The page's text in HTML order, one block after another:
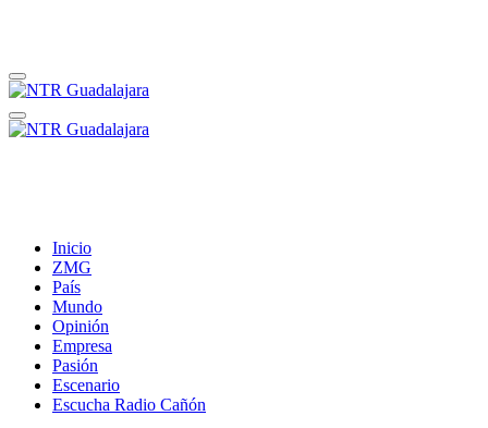
Inicio
ZMG
País
Mundo
Opinión
Empresa
Pasión
Escenario
Escucha Radio Cañón